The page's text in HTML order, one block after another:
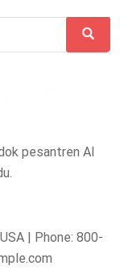
Search
pesantren Al
| Phone: 800-